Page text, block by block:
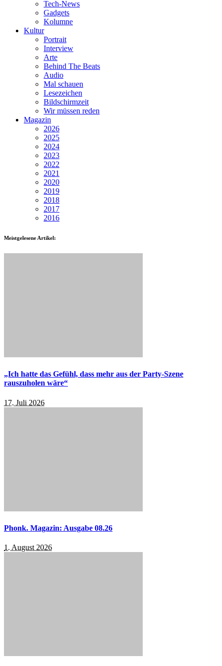
Tech-News
Gadgets
Kolumne
Kultur
Portrait
Interview
Arte
Behind The Beats
Audio
Mal schauen
Lesezeichen
Bildschirmzeit
Wir müssen reden
Magazin
2026
2025
2024
2023
2022
2021
2020
2019
2018
2017
2016
Meistgelesene Artikel:
„Ich hatte das Gefühl, dass mehr aus der Party-Szene
rauszuholen wäre“
17. Juli 2026
Phonk. Magazin: Ausgabe 08.26
1. August 2026